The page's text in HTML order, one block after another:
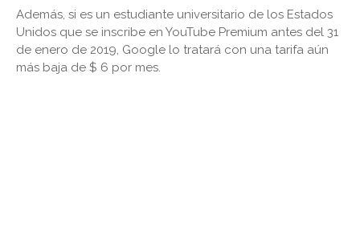
Además, si es un estudiante universitario de los Estados
Unidos que se inscribe en YouTube Premium antes del 31
de enero de 2019, Google lo tratará con una tarifa aún
más baja de $ 6 por mes.